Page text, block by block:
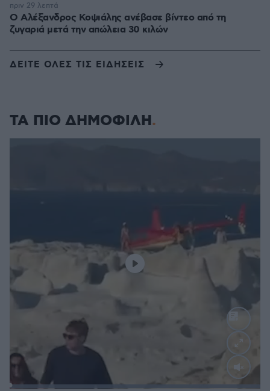
Ο Αλέξανδρος Κοψιάλης ανέβασε βίντεο από τη
ζυγαριά μετά την απώλεια 30 κιλών
πριν 29 λεπτά
ΔΕΙΤΕ ΟΛΕΣ ΤΙΣ ΕΙΔΗΣΕΙΣ
ΤΑ ΠΙΟ ΔΗΜΟΦΙΛΗ
: